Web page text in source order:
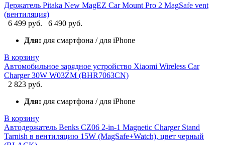
Держатель Pitaka New MagEZ Car Mount Pro 2 MagSafe vent
(вентиляция)
6 499 руб.
6 490 руб.
Для: для смартфона / для iPhone
В корзину
Автомобильное зарядное устройство Xiaomi Wireless Car
Charger 30W W03ZM (BHR7063CN)
2 823 руб.
Для: для смартфона / для iPhone
В корзину
Автодержатель Benks CZ06 2-in-1 Magnetic Charger Stand
Tarnish в вентиляцию 15W (MagSafe+Watch), цвет черный